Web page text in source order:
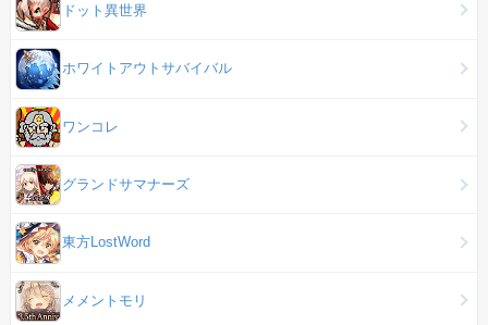
ドット異世界
ホワイトアウトサバイバル
ワンコレ
グランドサマナーズ
東方LostWord
メメントモリ